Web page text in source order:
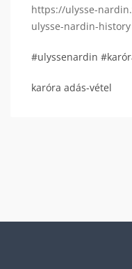
https://ulysse-
ulysse-nardin-history
#ulyssenardin
karóra adás-vétel